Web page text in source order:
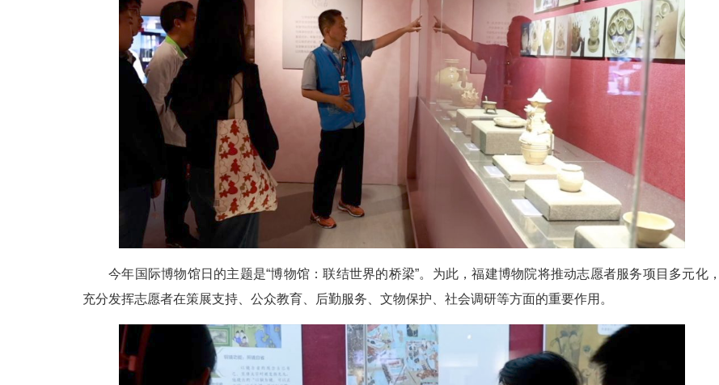
今年国际博物馆日的主题是“博物馆：联结世界的桥梁”。为此，福建博物院将推动志愿者服务项目多元化，
充分发挥志愿者在策展支持、公众教育、后勤服务、文物保护、社会调研等方面的重要作用。